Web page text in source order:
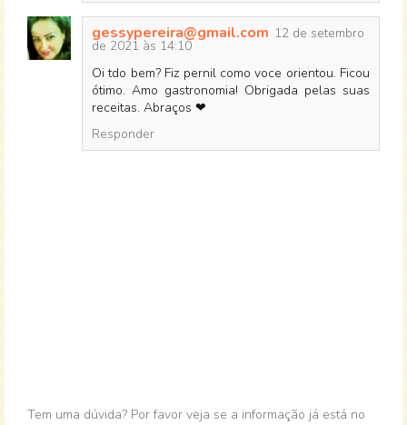
gessypereira@gmail.com 12 de setembro
de 2021 às 14:10
Oi tdo bem? Fiz pernil como voce orientou. Ficou
ótimo. Amo gastronomia! Obrigada pelas suas
receitas. Abraços ❤
Responder
Tem uma dúvida? Por favor veja se a informação já está no